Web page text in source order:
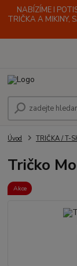
NABÍZÍME I
TRIČKA A MIKINY,
Úvod TRIČKA / T-
Tričko
Akce